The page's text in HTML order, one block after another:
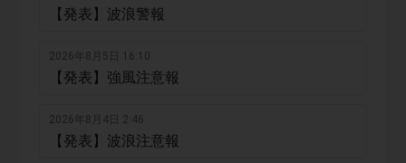
【発表】波浪警報
2026年8月5日 16:10
【発表】強風注意報
2026年8月4日 2:46
【発表】波浪注意報